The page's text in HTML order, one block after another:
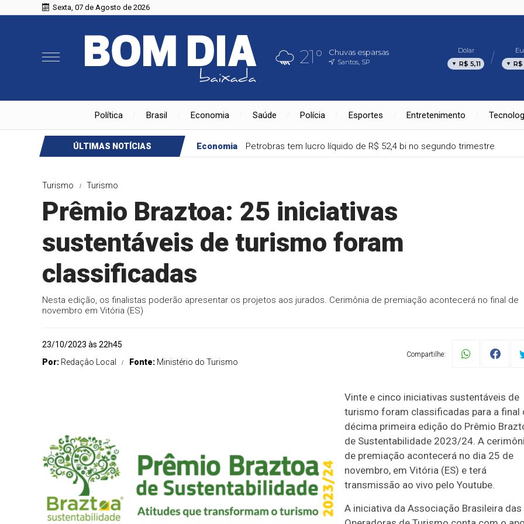
Sexta, 07 de Agosto de 2026
21° Chuvas esparsas
Santos, SP
Dólar
R$ 5,11
Política Brasil Economia Saúde Polícia Esportes Entretenimento
ÚLTIMAS NOTÍCIAS Economia Petrobras tem lucro líquido de R$ 52,4 bi no segundo trimestre
Turismo Turismo
Prêmio Braztoa: 25 iniciativas
sustentáveis de turismo foram
classificadas
Nesta edição, os finalistas poderão apresentar os projetos aos jurados. Cerimônia de premiação acontecerá no final de
novembro em Vitória (ES)
23/10/2023 às 22h45
Por: Redaçâo Local Fonte: Ministério do Turismo
Compartilhe:
Vinte e cinco iniciativas sustentáveis de
turismo foram classificadas para a final
décima primeira edição do Prêmio
de Sustentabilidade 2023/24. A
de premiação acontecerá no dia 25 de
novembro, em Vitória (ES) e terá
transmissão ao vivo pelo Youtube.
A iniciativa da Associação Brasileira das